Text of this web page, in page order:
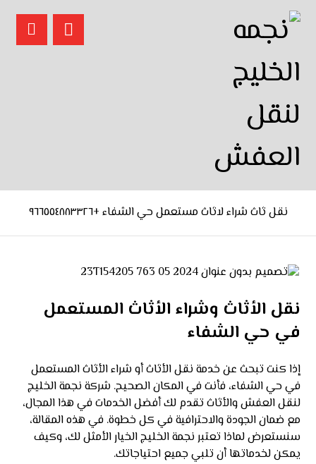
نقل ثاث شراء لاثاث مستعمل حي الشفاء +٩٦٦٥٥٤٨٨٣٣٢٦
نقل الأثاث وشراء الأثاث المستعمل
في حي الشفاء
إذا كنت تبحث عن خدمة نقل الأثاث أو شراء الأثاث المستعمل
في حي الشفاء، فأنت في المكان الصحيح. شركة نجمة الخليج
لنقل العفش والأثاث تقدم لك أفضل الخدمات في هذا المجال،
مع ضمان الجودة والاحترافية في كل خطوة. في هذه المقالة،
سنستعرض لماذا تعتبر نجمة الخليج الخيار الأمثل لك، وكيف
يمكن لخدماتها أن تلبي جميع احتياجاتك.